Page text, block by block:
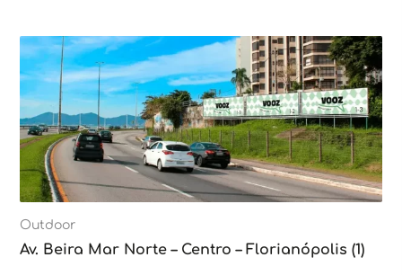
Outdoor
Av. Beira Mar Norte – Centro – Florianópolis (1)